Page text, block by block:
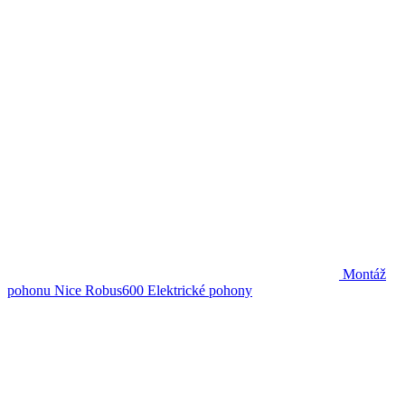
Montáž
pohonu Nice Robus600 Elektrické pohony